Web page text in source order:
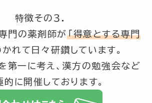
特徴その３.
門の薬剤師が「得意とする専門
れて日々研鑽しています。
第一に考え、漢方の勉強会など
的に開催しております。